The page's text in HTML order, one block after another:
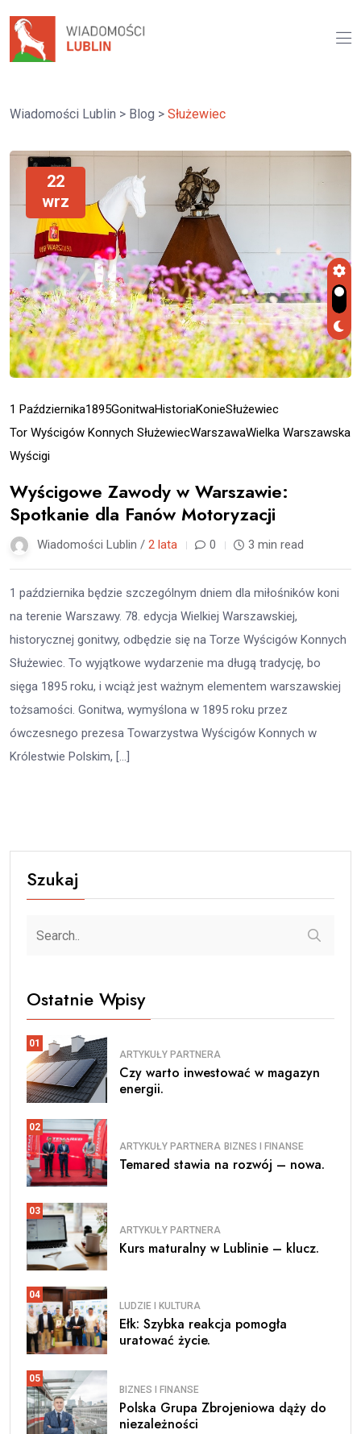
Wiadomości Lublin > Blog > Służewiec
22
wrz
1 Października1895GonitwaHistoriaKonieSłużewiec
Tor Wyścigów Konnych SłużewiecWarszawaWielka Warszawska
Wyścigi
Wyścigowe Zawody w Warszawie:
Spotkanie dla Fanów Motoryzacji
Wiadomości Lublin / 2 lata 0 3 min read
1 października będzie szczególnym dniem dla miłośników koni
na terenie Warszawy. 78. edycja Wielkiej Warszawskiej,
historycznej gonitwy, odbędzie się na Torze Wyścigów Konnych
Służewiec. To wyjątkowe wydarzenie ma długą tradycję, bo
sięga 1895 roku, i wciąż jest ważnym elementem warszawskiej
tożsamości. Gonitwa, wymyślona w 1895 roku przez
ówczesnego prezesa Towarzystwa Wyścigów Konnych w
Królestwie Polskim, […]
Szukaj
Ostatnie Wpisy
01
ARTYKUŁY PARTNERA
Czy warto inwestować w magazyn
energii.
02
ARTYKUŁY PARTNERA BIZNES I FINANSE
Temared stawia na rozwój – nowa.
03
ARTYKUŁY PARTNERA
Kurs maturalny w Lublinie – klucz.
04
LUDZIE I KULTURA
Ełk: Szybka reakcja pomogła
uratować życie.
05
BIZNES I FINANSE
Polska Grupa Zbrojeniowa dąży do
niezależności